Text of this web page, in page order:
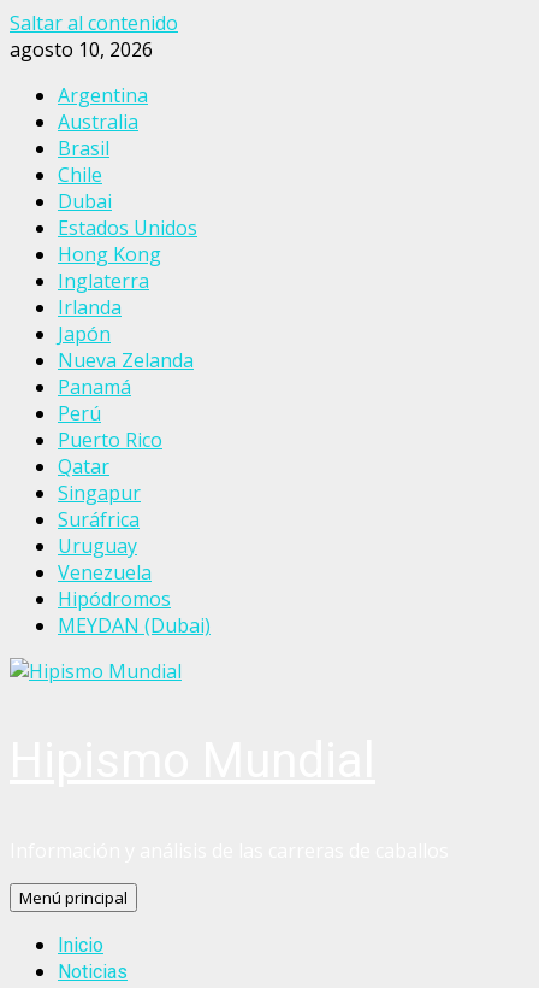
Saltar al contenido
agosto 10, 2026
Argentina
Australia
Brasil
Chile
Dubai
Estados Unidos
Hong Kong
Inglaterra
Irlanda
Japón
Nueva Zelanda
Panamá
Perú
Puerto Rico
Qatar
Singapur
Suráfrica
Uruguay
Venezuela
Hipódromos
MEYDAN (Dubai)
Menú principal
Inicio
Noticias